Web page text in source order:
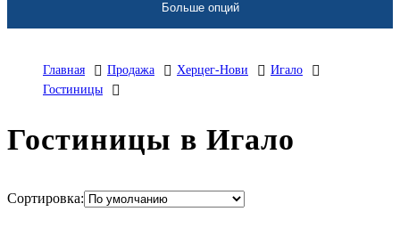
Больше опций
Главная Продажа Херцег-Нови
Игало
Гостиницы
Гостиницы в Игало
Сортировка: